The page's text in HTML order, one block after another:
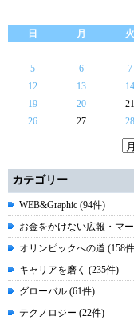
日
月 火
5
6 7
12
13 14
19
20 21
26
27 28
カテゴリー
WEB&Graphic (94件)
お金をかけない広報・マ
オリンピックへの道 (158
キャリアを磨く (235件)
グローバル (61件)
テクノロジー (22件)